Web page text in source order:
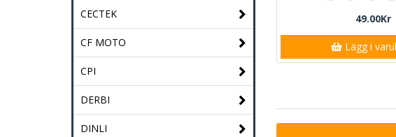
CECTEK
CF MOTO
CPI
DERBI
DINLI
49.00Kr
Lägg i